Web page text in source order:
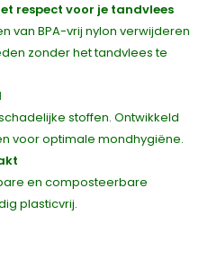
respect voor je tandvlees
van BPA-vrij nylon verwijderen
zonder het tandvlees te
stoffen. Ontwikkeld
voor optimale mondhygiëne.
en composteerbare
plasticvrij.